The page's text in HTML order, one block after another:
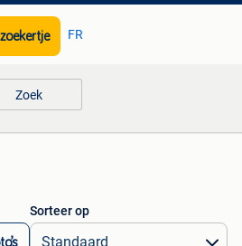
FR
Zoek
Sorteer op